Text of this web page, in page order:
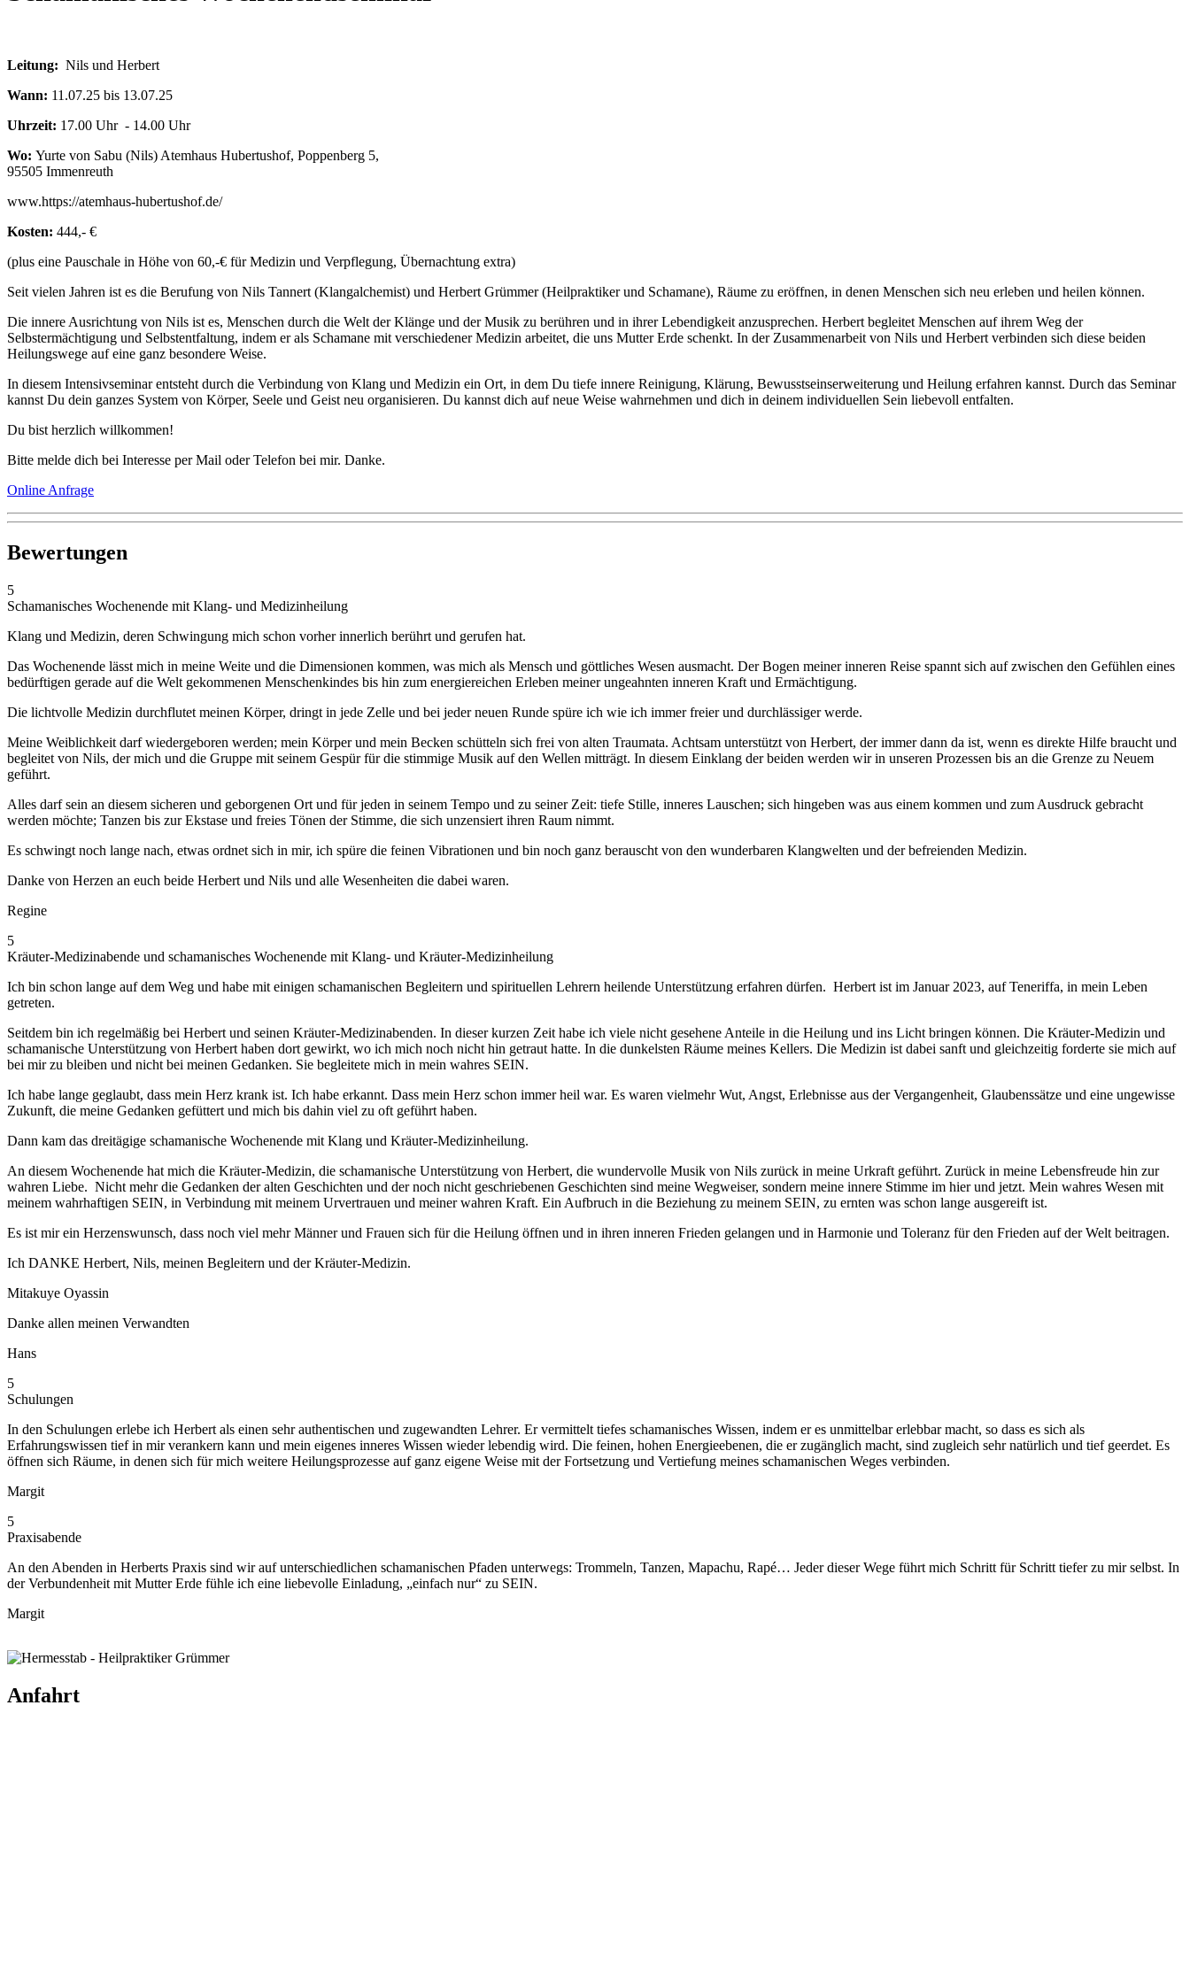
Leitung: Nils und Herbert
Wann: 11.07.25 bis 13.07.25
Uhrzeit: 17.00 Uhr - 14.00 Uhr
Wo: Yurte von Sabu (Nils) Atemhaus Hubertushof, Poppenberg 5,
95505 Immenreuth
www.https://atemhaus-hubertushof.de/
Kosten: 444,- €
(plus eine Pauschale in Höhe von 60,-€ für Medizin und Verpflegung, Übernachtung extra)
Seit vielen Jahren ist es die Berufung von Nils Tannert (Klangalchemist) und Herbert Grümmer (Heilpraktiker und Schamane), Räume zu eröffnen, in denen Menschen sich neu erleben und heilen können.
Die innere Ausrichtung von Nils ist es, Menschen durch die Welt der Klänge und der Musik zu berühren und in ihrer Lebendigkeit anzusprechen. Herbert begleitet Menschen auf ihrem Weg der
Selbstermächtigung und Selbstentfaltung, indem er als Schamane mit verschiedener Medizin arbeitet, die uns Mutter Erde schenkt. In der Zusammenarbeit von Nils und Herbert verbinden sich diese beiden
Heilungswege auf eine ganz besondere Weise.
In diesem Intensivseminar entsteht durch die Verbindung von Klang und Medizin ein Ort, in dem Du tiefe innere Reinigung, Klärung, Bewusstseinserweiterung und Heilung erfahren kannst. Durch das Seminar
kannst Du dein ganzes System von Körper, Seele und Geist neu organisieren. Du kannst dich auf neue Weise wahrnehmen und dich in deinem individuellen Sein liebevoll entfalten.
Du bist herzlich willkommen!
Bitte melde dich bei Interesse per Mail oder Telefon bei mir. Danke.
Online Anfrage
Bewertungen
5
Schamanisches Wochenende mit Klang- und Medizinheilung
Klang und Medizin, deren Schwingung mich schon vorher innerlich berührt und gerufen hat.
Das Wochenende lässt mich in meine Weite und die Dimensionen kommen, was mich als Mensch und göttliches Wesen ausmacht. Der Bogen meiner inneren Reise spannt sich auf zwischen den Gefühlen eines
bedürftigen gerade auf die Welt gekommenen Menschenkindes bis hin zum energiereichen Erleben meiner ungeahnten inneren Kraft und Ermächtigung.
Die lichtvolle Medizin durchflutet meinen Körper, dringt in jede Zelle und bei jeder neuen Runde spüre ich wie ich immer freier und durchlässiger werde.
Meine Weiblichkeit darf wiedergeboren werden; mein Körper und mein Becken schütteln sich frei von alten Traumata. Achtsam unterstützt von Herbert, der immer dann da ist, wenn es direkte Hilfe braucht und
begleitet von Nils, der mich und die Gruppe mit seinem Gespür für die stimmige Musik auf den Wellen mitträgt. In diesem Einklang der beiden werden wir in unseren Prozessen bis an die Grenze zu Neuem
geführt.
Alles darf sein an diesem sicheren und geborgenen Ort und für jeden in seinem Tempo und zu seiner Zeit: tiefe Stille, inneres Lauschen; sich hingeben was aus einem kommen und zum Ausdruck gebracht
werden möchte; Tanzen bis zur Ekstase und freies Tönen der Stimme, die sich unzensiert ihren Raum nimmt.
Es schwingt noch lange nach, etwas ordnet sich in mir, ich spüre die feinen Vibrationen und bin noch ganz berauscht von den wunderbaren Klangwelten und der befreienden Medizin.
Danke von Herzen an euch beide Herbert und Nils und alle Wesenheiten die dabei waren.
Regine
5
Kräuter-Medizinabende und schamanisches Wochenende mit Klang- und Kräuter-Medizinheilung
Ich bin schon lange auf dem Weg und habe mit einigen schamanischen Begleitern und spirituellen Lehrern heilende Unterstützung erfahren dürfen. Herbert ist im Januar 2023, auf Teneriffa, in mein Leben
getreten.
Seitdem bin ich regelmäßig bei Herbert und seinen Kräuter-Medizinabenden. In dieser kurzen Zeit habe ich viele nicht gesehene Anteile in die Heilung und ins Licht bringen können. Die Kräuter-Medizin und
schamanische Unterstützung von Herbert haben dort gewirkt, wo ich mich noch nicht hin getraut hatte. In die dunkelsten Räume meines Kellers. Die Medizin ist dabei sanft und gleichzeitig forderte sie mich auf
bei mir zu bleiben und nicht bei meinen Gedanken. Sie begleitete mich in mein wahres SEIN.
Ich habe lange geglaubt, dass mein Herz krank ist. Ich habe erkannt. Dass mein Herz schon immer heil war. Es waren vielmehr Wut, Angst, Erlebnisse aus der Vergangenheit, Glaubenssätze und eine ungewisse
Zukunft, die meine Gedanken gefüttert und mich bis dahin viel zu oft geführt haben.
Dann kam das dreitägige schamanische Wochenende mit Klang und Kräuter-Medizinheilung.
An diesem Wochenende hat mich die Kräuter-Medizin, die schamanische Unterstützung von Herbert, die wundervolle Musik von Nils zurück in meine Urkraft geführt. Zurück in meine Lebensfreude hin zur
wahren Liebe. Nicht mehr die Gedanken der alten Geschichten und der noch nicht geschriebenen Geschichten sind meine Wegweiser, sondern meine innere Stimme im hier und jetzt. Mein wahres Wesen mit
meinem wahrhaftigen SEIN, in Verbindung mit meinem Urvertrauen und meiner wahren Kraft. Ein Aufbruch in die Beziehung zu meinem SEIN, zu ernten was schon lange ausgereift ist.
Es ist mir ein Herzenswunsch, dass noch viel mehr Männer und Frauen sich für die Heilung öffnen und in ihren inneren Frieden gelangen und in Harmonie und Toleranz für den Frieden auf der Welt beitragen.
Ich DANKE Herbert, Nils, meinen Begleitern und der Kräuter-Medizin.
Mitakuye Oyassin
Danke allen meinen Verwandten
Hans
5
Schulungen
In den Schulungen erlebe ich Herbert als einen sehr authentischen und zugewandten Lehrer. Er vermittelt tiefes schamanisches Wissen, indem er es unmittelbar erlebbar macht, so dass es sich als
Erfahrungswissen tief in mir verankern kann und mein eigenes inneres Wissen wieder lebendig wird. Die feinen, hohen Energieebenen, die er zugänglich macht, sind zugleich sehr natürlich und tief geerdet. Es
öffnen sich Räume, in denen sich für mich weitere Heilungsprozesse auf ganz eigene Weise mit der Fortsetzung und Vertiefung meines schamanischen Weges verbinden.
Margit
5
Praxisabende
An den Abenden in Herberts Praxis sind wir auf unterschiedlichen schamanischen Pfaden unterwegs: Trommeln, Tanzen, Mapachu, Rapé… Jeder dieser Wege führt mich Schritt für Schritt tiefer zu mir selbst. In
der Verbundenheit mit Mutter Erde fühle ich eine liebevolle Einladung, „einfach nur“ zu SEIN.
Margit
Anfahrt